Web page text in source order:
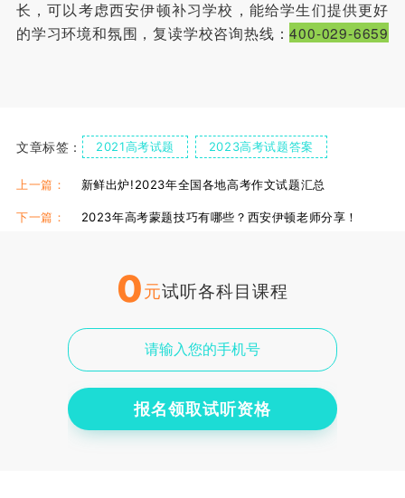
长，可以考虑西安伊顿补习学校，能给学生们提供更好
的学习环境和氛围，复读学校咨询热线：400-029-6659
文章标签： 2021高考试题 2023高考试题答案
上一篇： 新鲜出炉!2023年全国各地高考作文试题汇总
下一篇： 2023年高考蒙题技巧有哪些？西安伊顿老师分享！
0元试听各科目课程
报名领取试听资格